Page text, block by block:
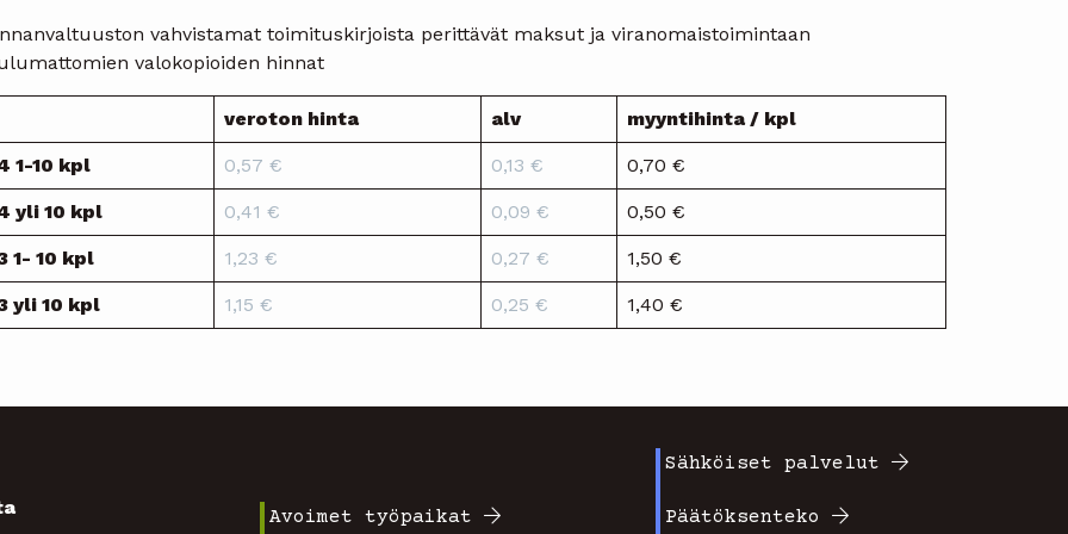
vahvistamat toimituskirjoista perittävät maksut ja viranomaistoimintaan
valokopioiden hinnat
veroton hinta alv myyntihinta / kpl
1-10 kpl 0,57 € 0,13 € 0,70 €
yli 10 kpl 0,41 € 0,09 € 0,50 €
1- 10 kpl 1,23 € 0,27 € 1,50 €
yli 10 kpl 1,15 € 0,25 € 1,40 €
Avoimet työpaikat
Footer
Sähköiset palvelut
Päätöksenteko